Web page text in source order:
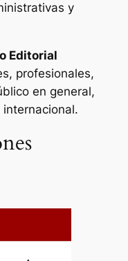
y
Editorial
profesionales,
en general,